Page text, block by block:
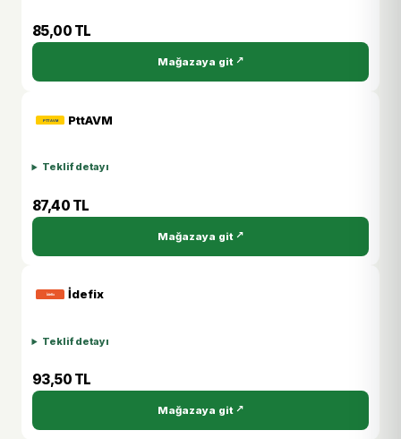
85,00 TL
Mağazaya git
PttAVM
Teklif detayı
87,40 TL
Mağazaya git
İdefix
Teklif detayı
93,50 TL
Mağazaya git